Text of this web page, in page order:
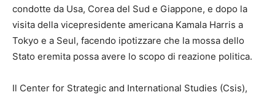
condotte da Usa, Corea del Sud e Giappone, e dopo la
visita della vicepresidente americana Kamala Harris a
Tokyo e a Seul, facendo ipotizzare che la mossa dello
Stato eremita possa avere lo scopo di reazione politica.
Il Center for Strategic and International Studies (Csis),